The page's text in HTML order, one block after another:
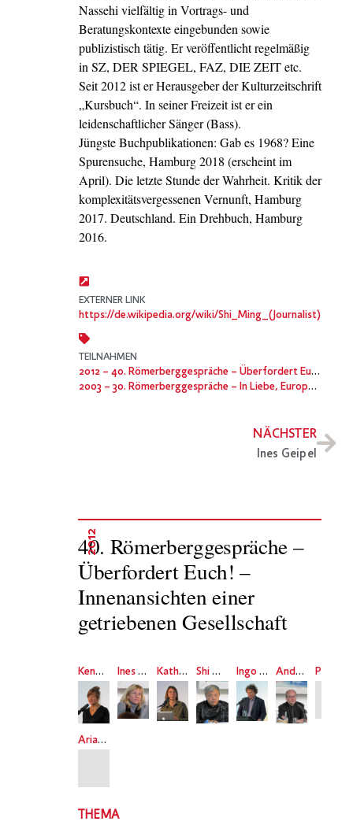
Nassehi vielfältig in Vortrags- und
Beratungskontexte eingebunden sowie
publizistisch tätig. Er veröffentlicht regelmäßig
in SZ, DER SPIEGEL, FAZ, DIE ZEIT etc.
Seit 2012 ist er Herausgeber der Kulturzeitschrift
„Kursbuch“. In seiner Freizeit ist er ein
leidenschaftlicher Sänger (Bass).
Jüngste Buchpublikationen: Gab es 1968? Eine
Spurensuche, Hamburg 2018 (erscheint im
April). Die letzte Stunde der Wahrheit. Kritik der
komplexitätsvergessenen Vernunft, Hamburg
2017. Deutschland. Ein Drehbuch, Hamburg
2016.
EXTERNER LINK
https://de.wikipedia.org/wiki/Shi_Ming_(Journalist)
TEILNAHMEN
2012 – 40. Römerberggespräche – Überfordert Euch! – Innenansichten einer getriebenen Gesellschaft
2003 – 30. Römerberggespräche – In Liebe, Europa. Über die Macht der Gefühle
NÄCHSTER
Ines Geipel
2012
40. Römerberggespräche –
Überfordert Euch! –
Innenansichten einer
getriebenen Gesellschaft
Kendra Briken Ines Geipel Kathrin Passig Shi Ming Ingo Schulze Andreas Platthaus
Ariane Brenssel
THEMA